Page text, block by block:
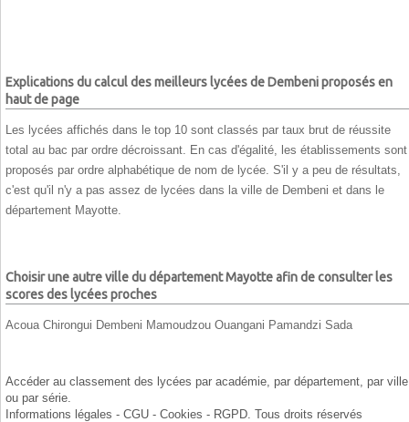
Explications du calcul des meilleurs lycées de Dembeni proposés en
haut de page
Les lycées affichés dans le top 10 sont classés par taux brut de réussite
total au bac par ordre décroissant. En cas d'égalité, les établissements sont
proposés par ordre alphabétique de nom de lycée. S'il y a peu de résultats,
c'est qu'il n'y a pas assez de lycées dans la ville de Dembeni et dans le
département Mayotte.
Choisir une autre ville du département Mayotte afin de consulter les
scores des lycées proches
Acoua Chirongui Dembeni Mamoudzou Ouangani Pamandzi Sada
Accéder au classement des lycées par académie , par département , par ville
ou par série
Informations légales - CGU - Cookies - RGPD . Tous droits réservés